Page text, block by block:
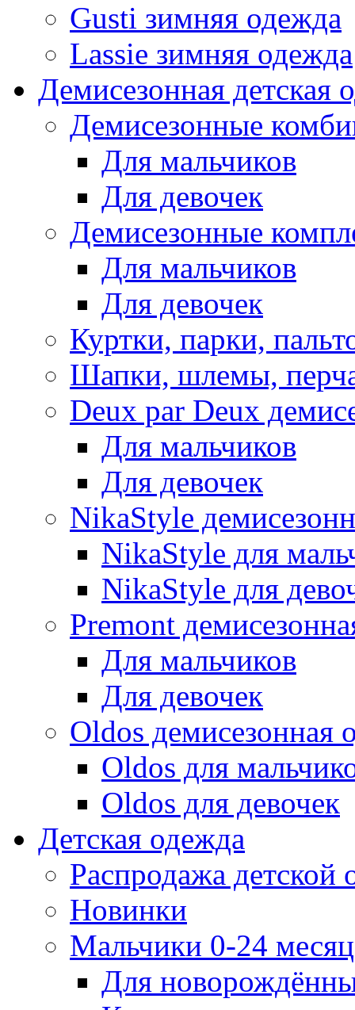
Gusti зимняя одежда
Lassie зимняя одежда
Демисезонная детская
Демисезонные
Для мальчиков
Для девочек
Демисезонные
Для мальчиков
Для девочек
Куртки, парки,
Шапки, шлемы,
Deux par Deux
Для мальчиков
Для девочек
NikaStyle
NikaStyle для
NikaStyle для
Premont
Для мальчиков
Для девочек
Oldos демисезонная
Oldos для
Oldos для девочек
Детская одежда
Распродажа детской
Новинки
Мальчики 0-24
Для